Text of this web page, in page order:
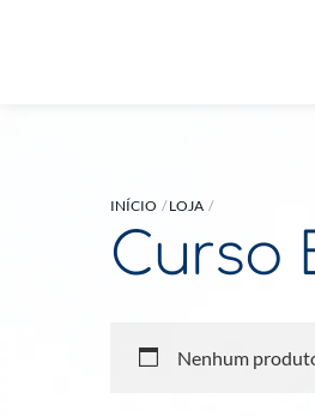
INÍCIO LOJA
Curso
Nenhum